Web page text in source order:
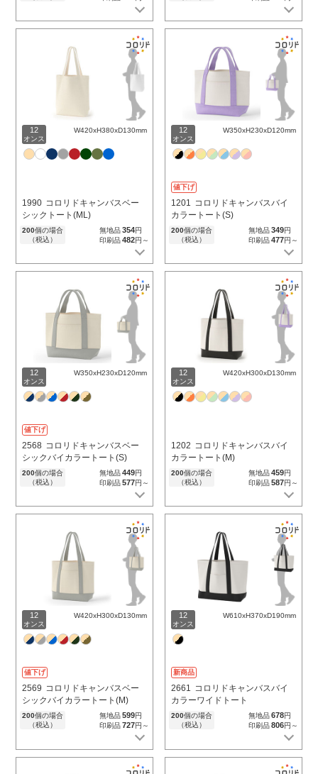
12
オンス
W420xH380xD130mm
1990 コロリドキャンバスベー
シックトート(ML)
200個の場合
（税込）
無地品354円
印刷品482円～
12
オンス
W350xH230xD120mm
値下げ
1201 コロリドキャンバスバイ
カラートート(S)
200個の場合
（税込）
無地品349円
印刷品477円～
12
オンス
W350xH230xD120mm
値下げ
2568 コロリドキャンバスベー
シックバイカラートート(S)
200個の場合
（税込）
無地品449円
印刷品577円～
12
オンス
W420xH300xD130mm
1202 コロリドキャンバスバイ
カラートート(M)
200個の場合
（税込）
無地品459円
印刷品587円～
12
オンス
W420xH300xD130mm
値下げ
2569 コロリドキャンバスベー
シックバイカラートート(M)
200個の場合
（税込）
無地品599円
印刷品727円～
12
オンス
W610xH370xD190mm
新商品
2661 コロリドキャンバスバイ
カラーワイドトート
200個の場合
（税込）
無地品678円
印刷品806円～